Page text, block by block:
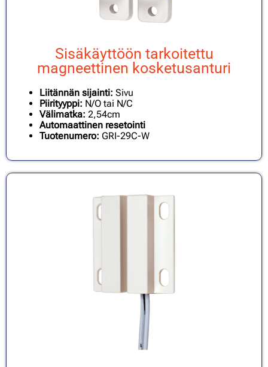
Sisäkäyttöön tarkoitettu
magneettinen kosketusanturi
Liitännän sijainti: Sivu
Piirityyppi: N/O tai N/C
Välimatka: 2,54cm
Automaattinen resetointi
Tuotenumero: GRI-29C-W